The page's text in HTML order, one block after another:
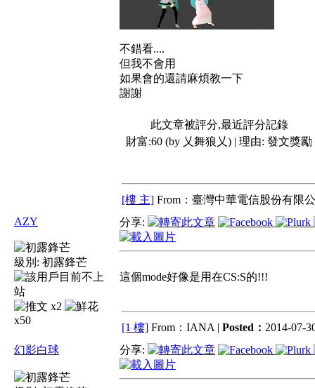
不錯看....
但我不會用
如果會的還請麻煩教一下
謝謝
此文章被評分,最近評分記錄
財富:60 (by 乂舞狼乂) | 理由: 發文獎勵
[樓 主] From：臺灣中華電信股份有限
AZY
級別: 初露鋒芒
x2
x50
分享:
這個mode好像是用在CS:S的!!!
[1 樓] From：IANA | Posted： 2014-07-
幻影白球
分享: